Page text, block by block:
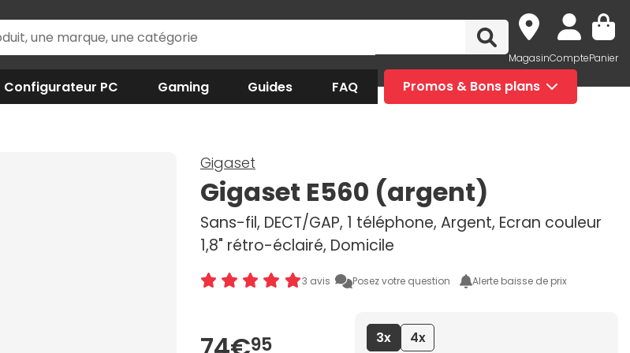
MagasinComptePanier
Configurateur PC Gaming Guides FAQ Promos & Bons plans
Gigaset
Gigaset E560 (argent)
Sans-fil, DECT/GAP, 1 téléphone, Argent, Ecran couleur
1,8" rétro-éclairé, Domicile
3 avis Posez votre question Alerte baisse de prix
95 3x
4x